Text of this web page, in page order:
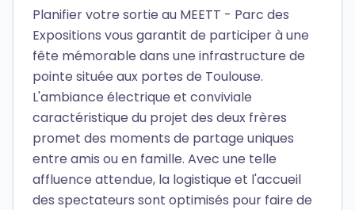
Planifier votre sortie au MEETT - Parc des
Expositions vous garantit de participer à une
fête mémorable dans une infrastructure de
pointe située aux portes de Toulouse.
L'ambiance électrique et conviviale
caractéristique du projet des deux frères
promet des moments de partage uniques
entre amis ou en famille. Avec une telle
affluence attendue, la logistique et l'accueil
des spectateurs sont optimisés pour faire de